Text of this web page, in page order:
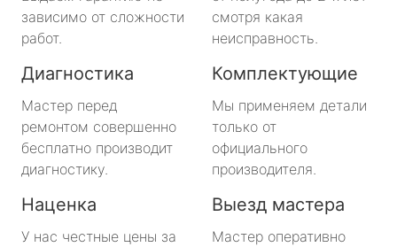
зависимо от сложности
работ.
смотря какая
неисправность.
Диагностика
Мастер перед
ремонтом совершенно
бесплатно производит
диагностику.
Комплектующие
Мы применяем детали
только от
официального
производителя.
Наценка
У нас честные цены за
Выезд мастера
Мастер оперативно